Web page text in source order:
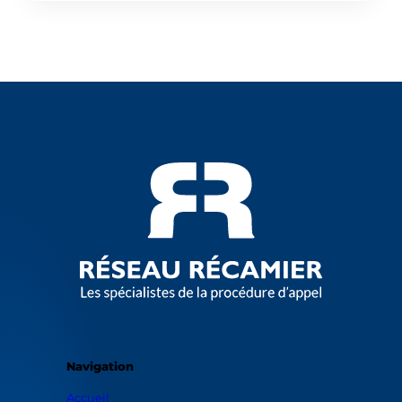
Cour d'appel de Riom
Avocat, Ancien avoué à la Cour,
Spécialité Procédure d’appel
Maître Sophie LACQUIT
63200 Riom, France
sophie.lacquit@me.com
04 73 38 20 25
Navigation
Accueil